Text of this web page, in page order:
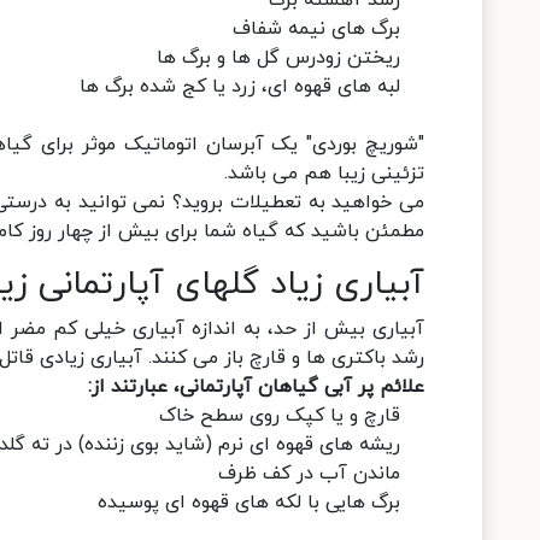
برگ های نیمه شفاف
ریختن زودرس گل ها و برگ ها
لبه های قهوه ای، زرد یا کج شده برگ ها
"شوریچ بوردی" یک آبرسان اتوماتیک موثر برای
تزئینی زیبا هم می باشد.
می خواهید به تعطیلات بروید؟ نمی توانید به
مطمئن باشید که گیاه شما برای بیش از چهار روز
آبیاری زیاد گلهای آپارتمانی
آبیاری بیش از حد، به اندازه آبیاری خیلی کم مضر
رشد باکتری ها و قارچ باز می کنند. آبیاری زیادی
علائم پر آبی گیاهان آپارتمانی، عبارتند از:
قارچ و یا کپک روی سطح خاک
ریشه های قهوه ای نرم (شاید بوی زننده) در ته
ماندن آب در کف ظرف
برگ هایی با لکه های قهوه ای پوسیده